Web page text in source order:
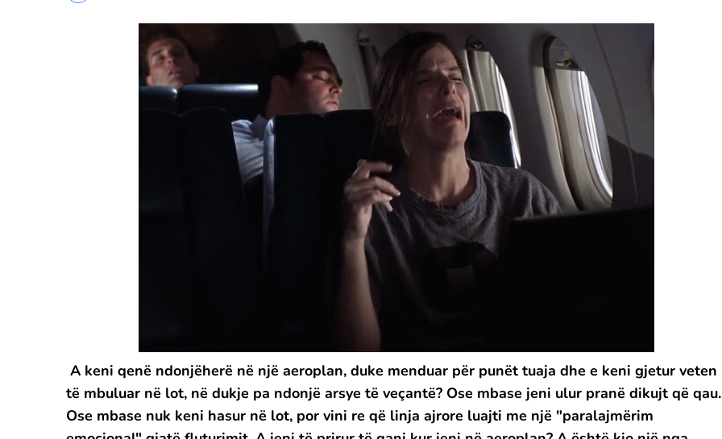
A keni qenë ndonjëherë në një aeroplan, duke menduar për punët tuaja dhe e keni gjetur veten
të mbuluar në lot, në dukje pa ndonjë arsye të veçantë? Ose mbase jeni ulur pranë dikujt që qau.
Ose mbase nuk keni hasur në lot, por vini re që linja ajrore luajti me një "paralajmërim